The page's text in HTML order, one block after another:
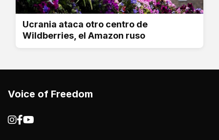
Ucrania ataca otro centro de
Wildberries, el Amazon ruso
Voice of Freedom